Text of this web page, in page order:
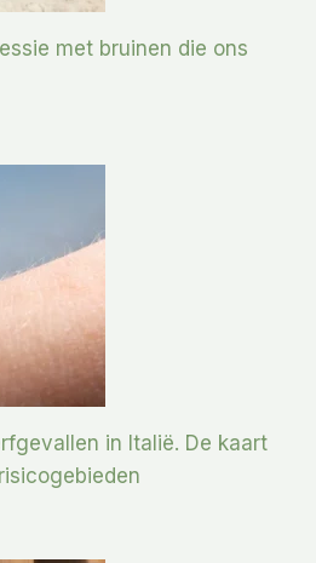
met bruinen die ons
in Italië. De kaart